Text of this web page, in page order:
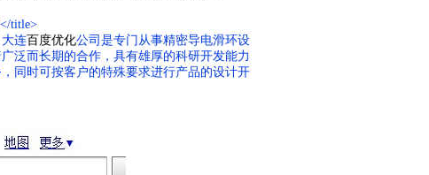
title>
连百度优化公司是专门从事精密导电滑环设
泛而长期的合作，具有雄厚的科研开发能力
同时可按客户的特殊要求进行产品的设计开